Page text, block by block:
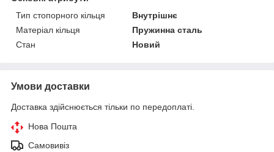
Тип стопорного кільця
Внутрішнє
Матеріал кільця
Пружинна сталь
Стан
Новий
Умови доставки
Доставка здійснюється тільки по передоплаті.
Нова Пошта
Самовивіз